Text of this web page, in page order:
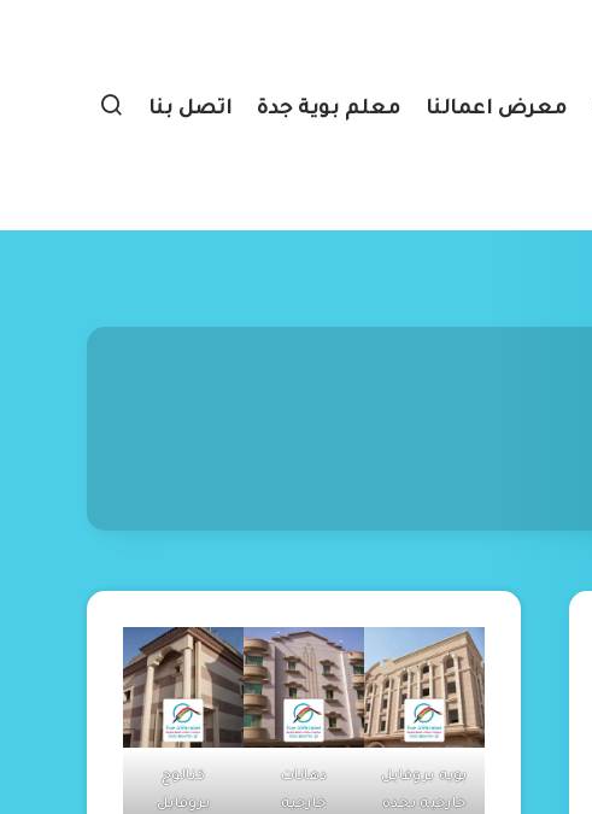
معرض اعمالنا معلم بوية جدة اتصل بنا
بويه بروفايل
خارجيه بجده
دهانات
خارجيه
كتالوج
بروفايل